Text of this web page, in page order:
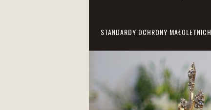
STANDARDY OCHRONY MAŁOLETNICH